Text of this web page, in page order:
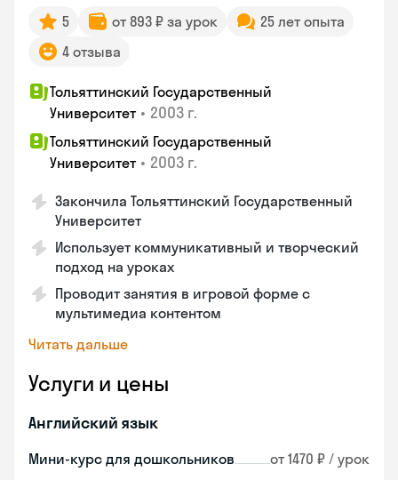
5 от 893 ₽ за урок
25 лет опыта
4 отзыва
Тольяттинский Государственный
Университет • 2003 г.
Тольяттинский Государственный
Университет • 2003 г.
Закончила Тольяттинский Государственный
Университет
Использует коммуникативный и творческий
подход на уроках
Проводит занятия в игровой форме с
мультимедиа контентом
Читать дальше
Услуги и цены
Английский язык
Мини-курс для дошкольников от 1470 ₽ / урок